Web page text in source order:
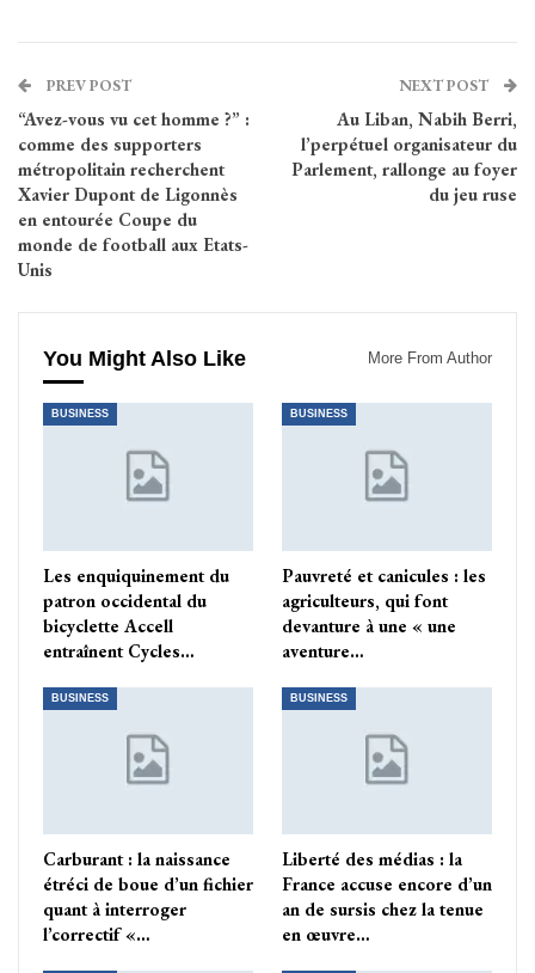
PREV POST
“Avez-vous vu cet homme ?” :
comme des supporters
métropolitain recherchent
Xavier Dupont de Ligonnès
en entourée Coupe du
monde de football aux Etats-
Unis
NEXT POST
Au Liban, Nabih Berri,
l’perpétuel organisateur du
Parlement, rallonge au foyer
du jeu ruse
You Might Also Like More From Author
BUSINESS
Les enquiquinement du
patron occidental du
bicyclette Accell
entraînent Cycles…
BUSINESS
Pauvreté et canicules : les
agriculteurs, qui font
devanture à une « une
aventure…
BUSINESS
Carburant : la naissance
étréci de boue d’un fichier
quant à interroger
l’correctif «…
BUSINESS
Liberté des médias : la
France accuse encore d’un
an de sursis chez la tenue
en œuvre…